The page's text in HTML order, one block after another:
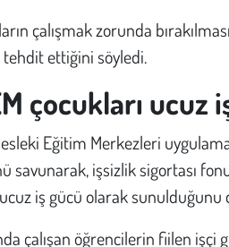
çalışmak zorunda
tehdit ettiğini söyledi.
çocukları
Eğitim Merkezleri
savunarak, işsizlik sigortası
iş gücü olarak sunulduğunu
çalışan öğrencilerin fiilen işçi